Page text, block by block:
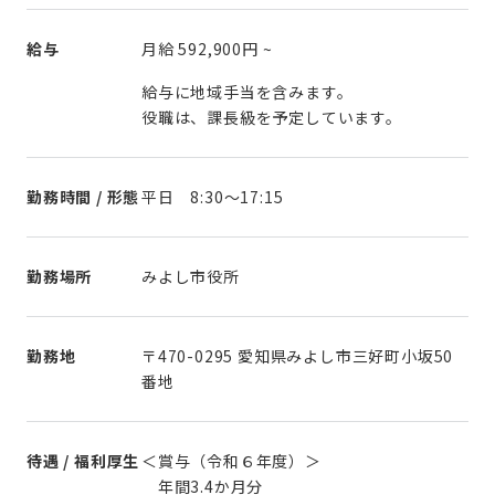
給与 月給592,900円 ~
給与に地域手当を含みます。
役職は、課長級を予定しています。
勤務時間 / 形態
勤務場所 みよし市役所
勤務地
〒470-0295 愛知県みよし市三好町小坂50
番地
待遇 / 福利厚生 ＜賞与（令和６年度）＞
年間3.4か月分